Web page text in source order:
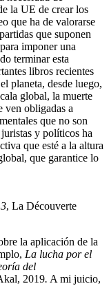
la UE de crear los
que ha de valorarse
que suponen
imponer una
terminar esta
libros recientes
planeta, desde luego,
global, la muerte
ven obligadas a
que no son
y políticos ha
que esté a la altura
que garantice lo
, La Découverte
la aplicación de la
La lucha por el
del
2019. A mi juicio,